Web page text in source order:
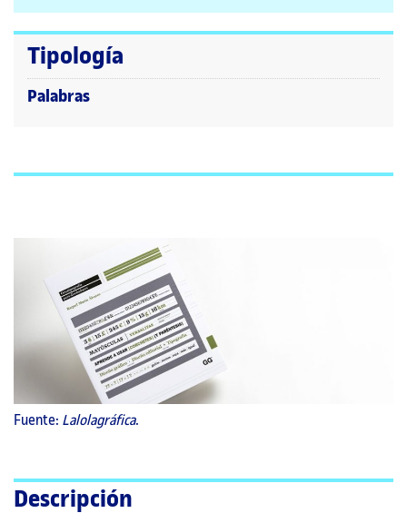
Tipología
Palabras
Fuente: Lalolagráfica.
Descripción